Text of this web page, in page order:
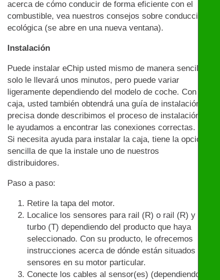
acerca de cómo conducir de forma eficiente con el
combustible, vea nuestros consejos sobre conducción
ecológica (se abre en una nueva ventana).
Instalación
Puede instalar eChip usted mismo de manera sencilla:
solo le llevará unos minutos, pero puede variar
ligeramente dependiendo del modelo de coche. Con la
caja, usted también obtendrá una guía de instalación
precisa donde describimos el proceso de instalación y
le ayudamos a encontrar las conexiones correctas.
Si necesita ayuda para instalar la caja, tiene la opción
sencilla de que la instale uno de nuestros
distribuidores.
Paso a paso:
Retire la tapa del motor.
Localice los sensores para rail (R) o rail (R) y
turbo (T) dependiendo del producto que haya
seleccionado. Con su producto, le ofrecemos
instrucciones acerca de dónde están situados los
sensores en su motor particular.
Conecte los cables al sensor(es) (dependiendo